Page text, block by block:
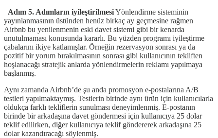
Adım 5. Adımların iyileştirilmesiYönlendirme sisteminin
yayınlanmasının üstünden henüz birkaç ay geçmesine rağmen
Airbnb bu yenilenmenin eski davet sistemi gibi bir kenarda
unutulmaması konusunda kararlı. Bu yüzden programı iyileştirme
çabalarını ikiye katlamışlar. Örneğin rezervasyon sonrası ya da
pozitif bir yorum bırakılmasının sonrası gibi kullanıcının tekliften
hoşlanacağı stratejik anlarda yönlendirmelerin reklamı yapılmaya
başlanmış.
Aynı zamanda Airbnb’de şu anda promosyon e-postalarına A/B
testleri yapılmaktaymış. Testlerin birinde aynı ürün için kullanıcılarla
oldukça farklı tekliflerin sunulması deneyimlenmiş. E-postanın
birinde bir arkadaşına davet göndermesi için kullanıcıya 25 dolar
teklif edilirken, diğer kullanıcıya teklif göndererek arkadaşına 25
dolar kazandıracağı söylenmiş.